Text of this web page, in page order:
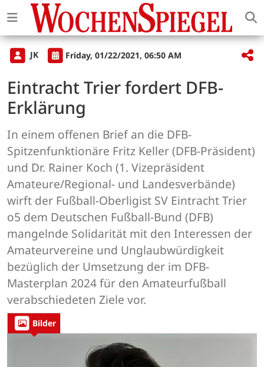
JK Friday, 01/22/2021, 06:50 AM
Eintracht Trier fordert DFB-
Erklärung
In einem offenen Brief an die DFB-
Spitzenfunktionäre Fritz Keller (DFB-Präsident)
und Dr. Rainer Koch (1. Vizepräsident
Amateure/Regional- und Landesverbände)
wirft der Fußball-Oberligist SV Eintracht Trier
o5 dem Deutschen Fußball-Bund (DFB)
mangelnde Solidarität mit den Interessen der
Amateurvereine und Unglaubwürdigkeit
bezüglich der Umsetzung der im DFB-
Masterplan 2024 für den Amateurfußball
verabschiedeten Ziele vor.
Bilder